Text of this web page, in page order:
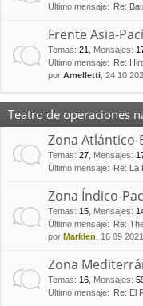
Último mensaje:
Re:
Frente Asia-
Temas: 21 Mensajes:
Último mensaje:
Re:
por Amelletti , 24 10
Teatro de operaciones
Zona Atlántico-
Temas: 27 Mensajes:
Último mensaje:
Re: La
Zona Índico-
Temas: 15 Mensajes:
Último mensaje:
Re:
por Marklen , 16 09 2021
Zona
Temas: 16 Mensajes:
Último mensaje:
Re: El